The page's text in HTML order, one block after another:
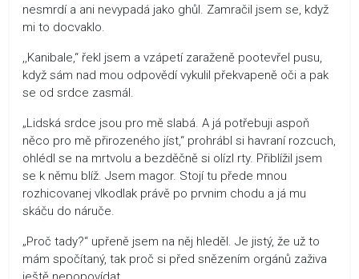
nesmrdí a ani nevypadá jako ghůl. Zamračil jsem se, když
mi to docvaklo.
,,Kanibale,“ řekl jsem a vzápetí zaraženě pootevřel pusu,
když sám nad mou odpovědí vykulil překvapeně oči a pak
se od srdce zasmál.
„Lidská srdce jsou pro mě slabá. A já potřebuji aspoň
něco pro mě přirozeného jíst,“ prohrábl si havraní rozcuch,
ohlédl se na mrtvolu a bezděčně si olízl rty. Přiblížil jsem
se k němu blíž. Jsem magor. Stojí tu přede mnou
rozhicovanej vlkodlak právě po prvnim chodu a já mu
skáču do náruče.
„Proč tady?“ upřeně jsem na něj hleděl. Je jistý, že už to
mám spočítaný, tak proč si před snězením orgánů zaživa